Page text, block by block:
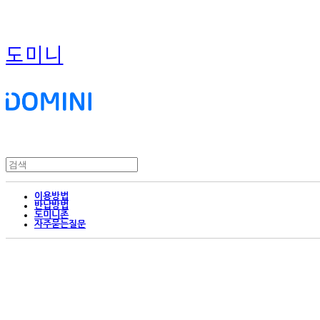
도미니
이용방법
반납방법
도미니존
자주묻는질문